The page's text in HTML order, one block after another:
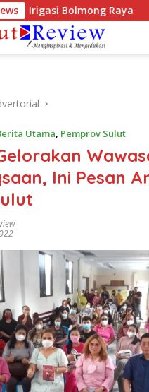
Raya Soroti
Utama, Pemprov Sulut
Ini Pesan